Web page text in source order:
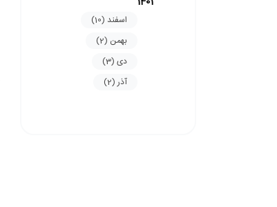
اسفند (10)
بهمن (2)
دی (3)
آذر (2)